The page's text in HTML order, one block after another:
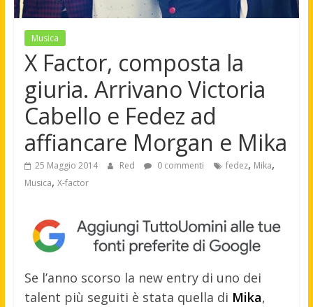
Musica
X Factor, composta la
giuria. Arrivano Victoria
Cabello e Fedez ad
affiancare Morgan e Mika
25 Maggio 2014 Red 0 commenti fedez, Mika,
Musica, X-factor
Se l’anno scorso la new entry di uno dei
talent più seguiti è stata quella di Mika,